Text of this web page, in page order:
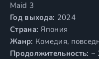
Maid 3
Год выхода: 2024
Страна: Япония
Жанр: Комедия,
Продолжительность: ~